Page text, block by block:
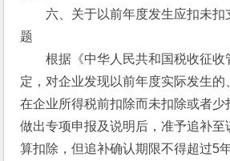
六、关于以前年度发生应扣未扣
题
根据《中华人民共和国税收征收
定，对企业发现以前年度实际发生的
在企业所得税前扣除而未扣除或者少
做出专项申报及说明后，准予追补至
算扣除，但追补确认期限不得超过5年